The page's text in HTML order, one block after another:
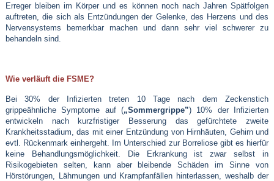
Erreger bleiben im Körper und es können noch nach Jahren Spätfolgen
auftreten, die sich als Entzündungen der Gelenke, des Herzens und des
Nervensystems bemerkbar machen und dann sehr viel schwerer zu
behandeln sind.
Wie verläuft die FSME?
Bei 30% der Infizierten treten 10 Tage nach dem Zeckenstich
grippeähnliche Symptome auf („Sommergrippe”)
10% der Infizierten
entwickeln nach kurzfristiger Besserung das gefürchtete zweite
Krankheitsstadium, das mit einer Entzündung von Hirnhäuten, Gehirn und
evtl. Rückenmark einhergeht. Im Unterschied zur Borreliose gibt es hierfür
keine Behandlungsmöglichkeit. Die Erkrankung ist zwar selbst in
Risikogebieten selten, kann aber bleibende Schäden im Sinne von
Hörstörungen, Lähmungen und Krampfanfällen hinterlassen, weshalb der